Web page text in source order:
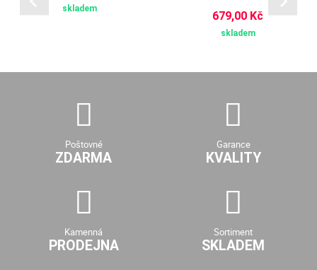
skladem
679,00 Kč
skladem
Poštovné
ZDARMA
Garance
KVALITY
Kamenná
PRODEJNA
Sortiment
SKLADEM